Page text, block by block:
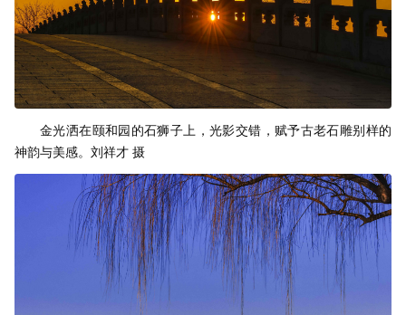
金光洒在颐和园的石狮子上，光影交错，赋予古老石雕别样的
神韵与美感。刘祥才 摄